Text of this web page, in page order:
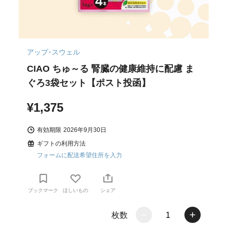
アップ･スウェル
CIAO ちゅ～る 腎臓の健康維持に配慮 ま
ぐろ3袋セット【ポスト投函】
¥1,375
有効期限 2026年9月30日
ギフトの利用方法
フォームに配送希望住所を入力
ブックマーク ほしいもの シェア
枚数 1